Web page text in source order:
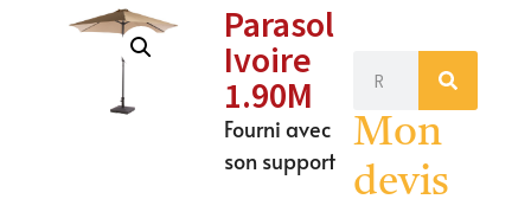
Parasol
Ivoire
1.90M
Fourni avec
son support
Mon
devis